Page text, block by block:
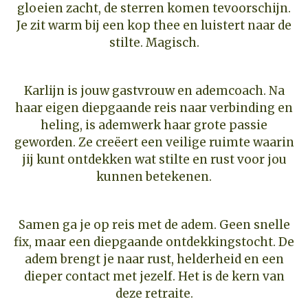
gloeien zacht, de sterren komen tevoorschijn.
Je zit warm bij een kop thee en luistert naar de
stilte. Magisch.
Karlijn is jouw gastvrouw en ademcoach. Na
haar eigen diepgaande reis naar verbinding en
heling, is ademwerk haar grote passie
geworden. Ze creëert een veilige ruimte waarin
jij kunt ontdekken wat stilte en rust voor jou
kunnen betekenen.
Samen ga je op reis met de adem. Geen snelle
fix, maar een diepgaande ontdekkingstocht. De
adem brengt je naar rust, helderheid en een
dieper contact met jezelf. Het is de kern van
deze retraite.